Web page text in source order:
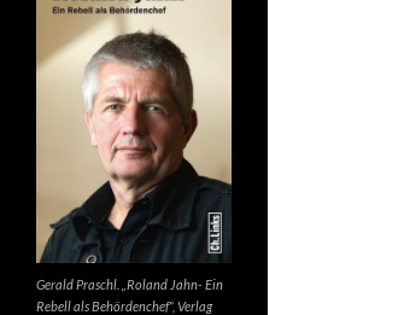
Gerald Praschl. „Roland Jahn- Ein
Rebell als Behördenchef“, Verlag